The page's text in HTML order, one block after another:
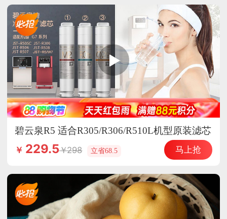
碧云泉R5 适合R305/R306/R510L机型原装滤芯
（选组合更优惠）
￥ 229.5 298 立省68.5 马上抢